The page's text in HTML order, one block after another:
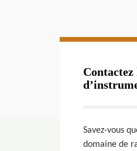
Savez-vous
domaine de